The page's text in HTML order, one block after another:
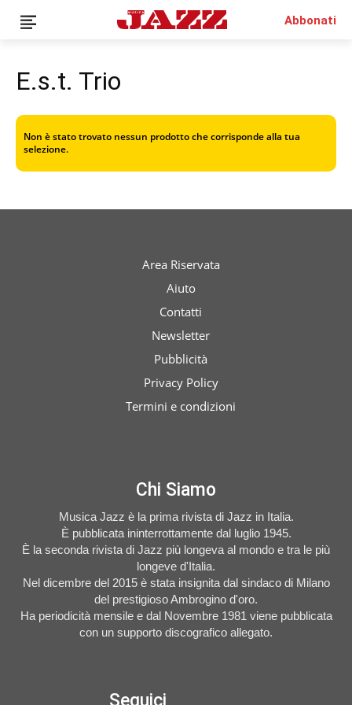
Interviste
Recensioni
Rubriche
Abbonati
E.s.t. Trio
Non è stato trovato nessun prodotto che corrisponde alla tua
selezione.
Area Riservata
Aiuto
Contatti
Newsletter
Pubblicità
Privacy Policy
Termini e condizioni
Chi Siamo
Musica Jazz è la prima rivista di Jazz in Italia.
È pubblicata ininterrottamente dal luglio 1945.
È la seconda rivista di Jazz più longeva al mondo e tra le più
longeve d'Italia.
Nel dicembre del 2015 è stata insignita dal sindaco di Milano
del prestigioso Ambrogino d'oro.
Ha periodicità mensile e dal Novembre 1981 viene pubblicata
con un supporto discografico allegato.
Seguici